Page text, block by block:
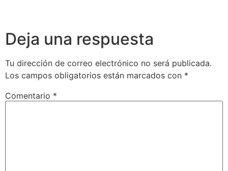
Deja una respuesta
Tu dirección de correo electrónico no será publicada.
Los campos obligatorios están marcados con *
Comentario *